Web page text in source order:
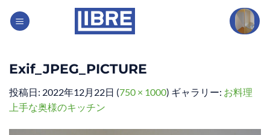
Exif_JPEG_PICTURE
投稿日: 2022年12月22日 (750 × 1000) ギャラリー: お料理
上手な奥様のキッチン